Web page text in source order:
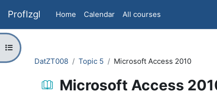
ProfIzgl Home Calendar All courses
Open course index
DatZT008
Topic 5 Microsoft Access 2010
Microsoft Access